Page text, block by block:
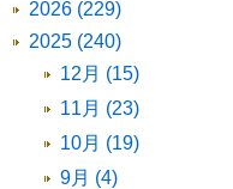
2026 (229)
2025 (240)
12月 (15)
11月 (23)
10月 (19)
9月 (4)